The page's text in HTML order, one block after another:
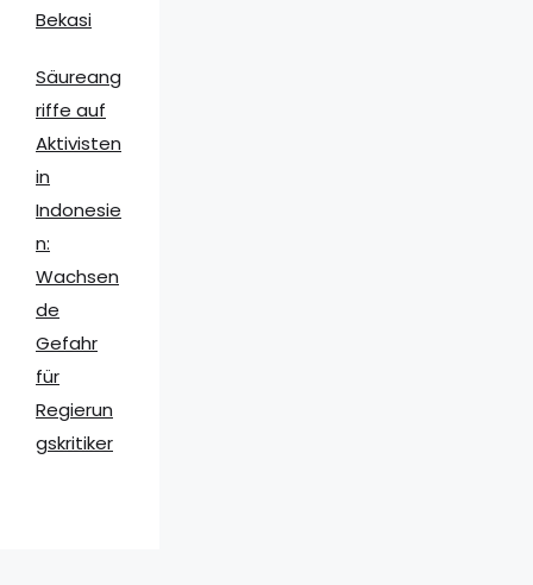
Bekasi
Säureang
riffe auf
Aktivisten
in
Indonesie
n:
Wachsen
de
Gefahr
für
Regierun
gskritiker